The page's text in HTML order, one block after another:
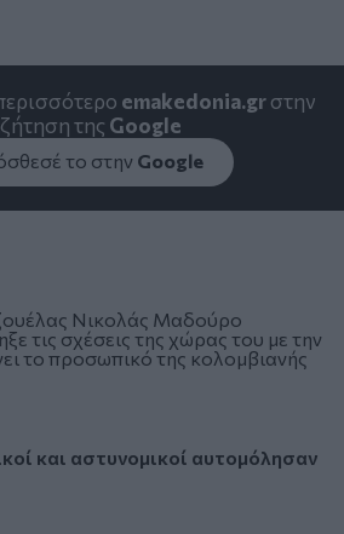
emakedonia.grστην
της Google
το στην Google
Νικολάς Μαδούρο
τις σχέσεις της χώρας του με την
το προσωπικό της κολομβιανής
και αστυνομικοί αυτομόλησαν